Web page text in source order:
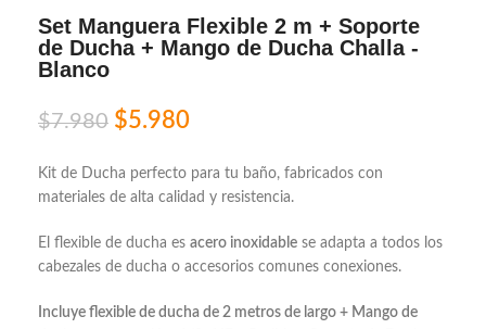
Set Manguera Flexible 2 m + Soporte
de Ducha + Mango de Ducha Challa -
Blanco
$7.980 $5.980
Kit de Ducha perfecto para tu baño, fabricados con
materiales de alta calidad y resistencia.
El flexible de ducha es acero inoxidable se adapta a todos los
cabezales de ducha o accesorios comunes conexiones.
Incluye flexible de ducha de 2 metros de largo + Mango de